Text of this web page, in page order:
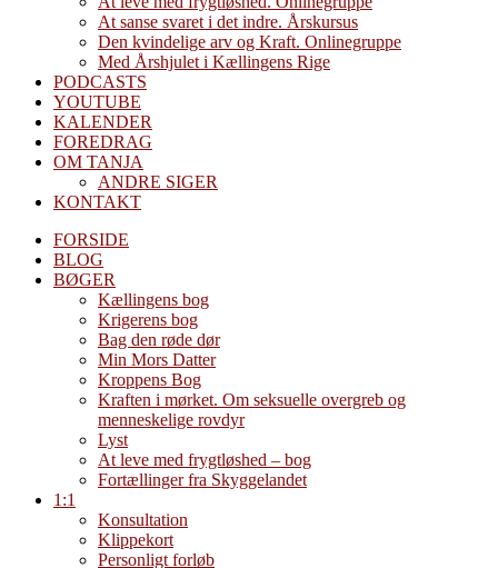
At sanse svaret i det indre. Årskursus
Den kvindelige arv og Kraft. Onlinegruppe
Med Årshjulet i Kællingens Rige
PODCASTS
YOUTUBE
KALENDER
FOREDRAG
OM TANJA
ANDRE SIGER
KONTAKT
FORSIDE
BLOG
BØGER
Kællingens bog
Krigerens bog
Bag den røde dør
Min Mors Datter
Kroppens Bog
Kraften i mørket. Om seksuelle overgreb og
menneskelige rovdyr
Lyst
At leve med frygtløshed – bog
Fortællinger fra Skyggelandet
1:1
Konsultation
Klippekort
Personligt forløb